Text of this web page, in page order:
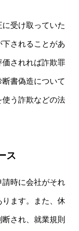
受け取っていた
されることがあ
価されれば詐欺罪
書偽造について
使う詐欺などの法
ス
時に会社がそれ
ります。また、休
され、就業規則